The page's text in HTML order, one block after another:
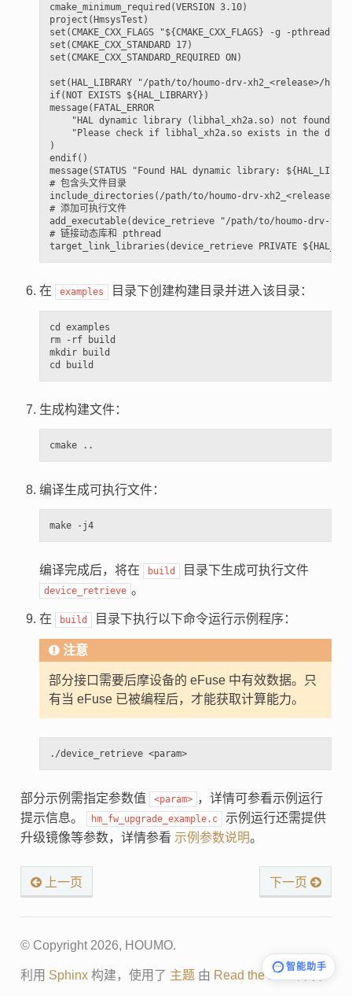
cmake_minimum_required(VERSION 3.10)
project(HmsysTest)
set(CMAKE_CXX_FLAGS "${CMAKE_CXX_FLAGS} -g -pthread")
set(CMAKE_CXX_STANDARD 17)
set(CMAKE_CXX_STANDARD_REQUIRED ON)
set(HAL_LIBRARY "/path/to/houmo-drv-xh2_<release>/
if(NOT EXISTS ${HAL_LIBRARY})
message(FATAL_ERROR
"HAL dynamic library (libhal_xh2a.so) not found in
"Please check if libhal_xh2a.so exists in the
)
endif()
message(STATUS "Found HAL dynamic library:
# 包含头文件目录
include_directories(/path/to/houmo-drv-xh2_<release>/
# 添加可执行文件
add_executable(device_retrieve "/path/to/houmo-drv-
# 链接动态库和 pthread
在 examples 目录下创建构建目录并进入该目录：
cd examples
rm -rf build
mkdir build
生成构建文件：
编译生成可执行文件：
make -j4
编译完成后，将在 build 目录下生成可执行文件
device_retrieve 。
在 build 目录下执行以下命令运行示例程序：
注意
部分接口需要后摩设备的 eFuse 中有效数据。只
有当 eFuse 已被编程后，才能获取计算能力。
./device_retrieve <param>
部分示例需指定参数值 <param> ，详情可参看示例运行
提示信息。
hm_fw_upgrade_example.c
示例运行还需提供
升级镜像等参数，详情参看 示例参数说明。
上一页 下一页
© Copyright 2026, HOUMO.
利用 Sphinx构建，使用了 主题 由 Read the Docs开发.
智能助手